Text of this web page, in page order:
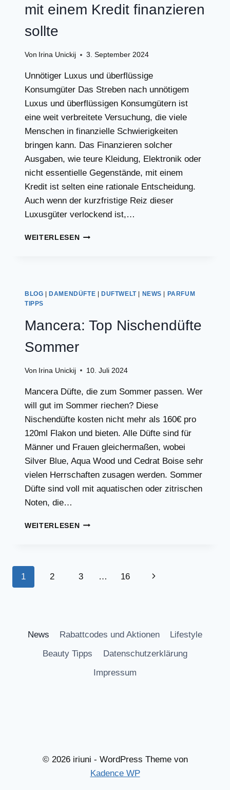
SPAREN
(VERSICHERUNGS-
mit einem Kredit finanzieren
sollte
Von Irina Unickij 3. September 2024
Unnötiger Luxus und überflüssige
Konsumgüter Das Streben nach unnötigem
Luxus und überflüssigen Konsumgütern ist
eine weit verbreitete Versuchung, die viele
Menschen in finanzielle Schwierigkeiten
bringen kann. Das Finanzieren solcher
Ausgaben, wie teure Kleidung, Elektronik oder
nicht essentielle Gegenstände, mit einem
Kredit ist selten eine rationale Entscheidung.
Auch wenn der kurzfristige Reiz dieser
Luxusgüter verlockend ist,…
WEITERLESENWELCHE
EINEM
KREDIT
SOLLTE
BLOG DAMENDÜFTE DUFTWELT| NEWS
PARFUM
TIPPS
Mancera: Top Nischendüfte
Sommer
Von Irina Unickij 10. Juli 2024
Mancera Düfte, die zum Sommer passen. Wer
will gut im Sommer riechen? Diese
Nischendüfte kosten nicht mehr als 160€ pro
120ml Flakon und bieten. Alle Düfte sind für
Männer und Frauen gleichermaßen, wobei
Silver Blue, Aqua Wood und Cedrat Boise sehr
vielen Herrschaften zusagen werden. Sommer
Düfte sind voll mit aquatischen oder zitrischen
Noten, die…
WEITERLESENMANCERA:
Seitennavigation
1 2 3 … 16
Nächste
News Rabattcodes und Aktionen
Lifestyle
Beauty Tipps
Datenschutzerklärung
Impressum
© 2026 iriuni - WordPress Theme von
Kadence WP